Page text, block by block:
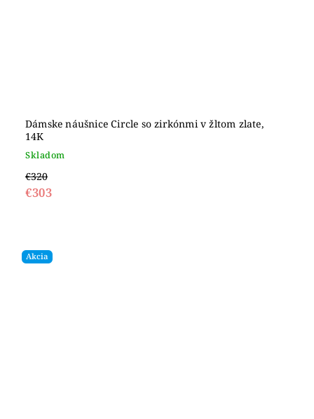
Dámske náušnice Circle so zirkónmi v žltom zlate,
14K
Skladom
€320
€303
Akcia